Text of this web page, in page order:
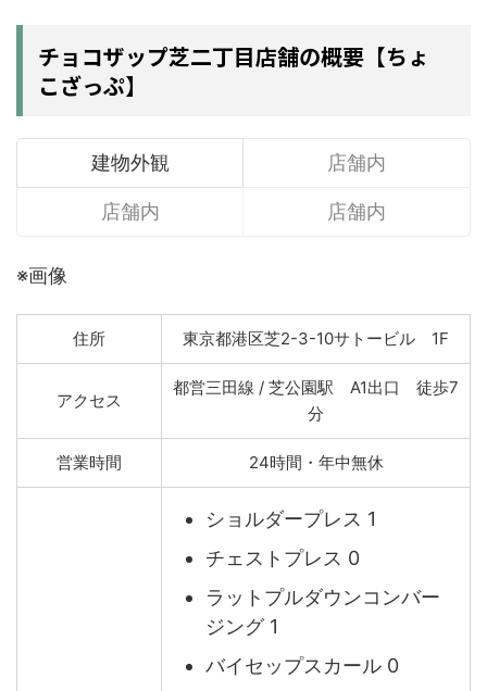
チョコザップ芝二丁目店舗の概要【ちょ
こざっぷ】
建物外観 店舗内
店舗内 店舗内
※画像
住所 東京都港区芝2-3-10サトービル 1F
アクセス
都営三田線 / 芝公園駅 A1出口 徒歩7
分
営業時間 24時間・年中無休
ショルダープレス 1
チェストプレス 0
ラットプルダウンコンバー
ジング 1
バイセップスカール 0